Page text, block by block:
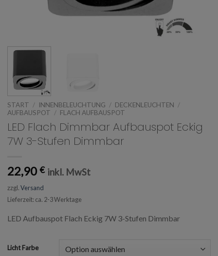
START / INNENBELEUCHTUNG / DECKENLEUCHTEN /
AUFBAUSPOT / FLACH AUFBAUSPOT
LED Flach Dimmbar Aufbauspot Eckig
7W 3-Stufen Dimmbar
22,90 € inkl. MwSt
zzgl.Versand
Lieferzeit: ca. 2-3 Werktage
LED Aufbauspot Flach Eckig 7W 3-Stufen Dimmbar
Licht Farbe